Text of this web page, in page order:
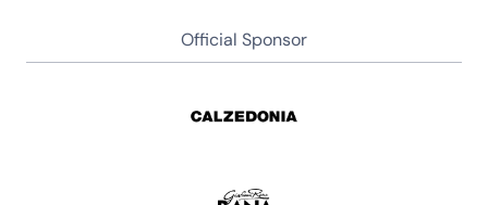
Official Sponsor